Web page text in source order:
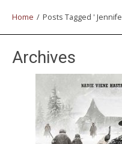
Home / Posts Tagged '
Archives